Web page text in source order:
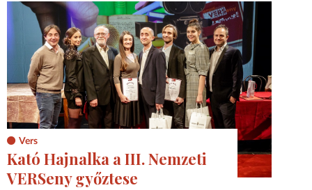
Vers
Kató Hajnalka a III. Nemzeti
VERSeny győztese